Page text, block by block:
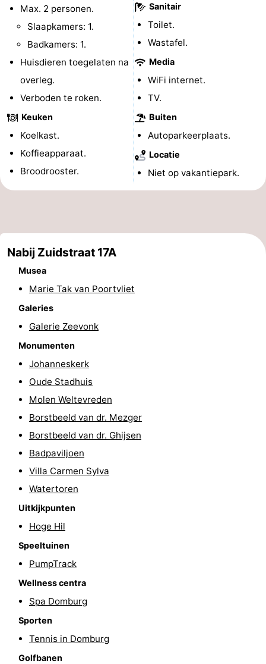
Molens
-
Vuurtorens
Uitkijkpunten
Attracties
-
Speeltuinen
-
Binnenspeeltuinen
Bowlen
-
&
Natuur
Sporten
Zwembaden
Fietsen
Wandelen
Paardrijden
Maneges
Golfbanen
drinken
Ringrijden
Mondriaan
Evenementen
Forum
Max. 2 personen.
Slaapkamers: 1.
Badkamers: 1.
Huisdieren toegelaten na
overleg.
Verboden te roken.
Keuken
Koelkast.
Koffieapparaat.
Broodrooster.
Sanitair
Toilet.
Wastafel.
Media
WiFi internet.
TV.
Buiten
Autoparkeerplaats.
Locatie
Niet op vakantiepark.
Nabij Zuidstraat 17A
Musea
Marie Tak van Poortvliet
Galeries
Galerie Zeevonk
Monumenten
Johanneskerk
Oude Stadhuis
Molen Weltevreden
Borstbeeld van dr. Mezger
Borstbeeld van dr. Ghijsen
Badpaviljoen
Villa Carmen Sylva
Watertoren
Uitkijkpunten
Hoge Hil
Speeltuinen
PumpTrack
Wellness centra
Spa Domburg
Sporten
Tennis in Domburg
Golfbanen